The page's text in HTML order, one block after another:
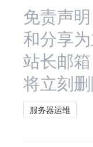
免责声
和分享
站长邮
将立刻删
服务器运维